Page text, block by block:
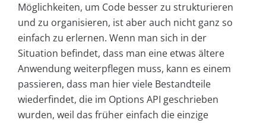
Möglichkeiten, um Code besser zu strukturieren
und zu organisieren, ist aber auch nicht ganz so
einfach zu erlernen. Wenn man sich in der
Situation befindet, dass man eine etwas ältere
Anwendung weiterpflegen muss, kann es einem
passieren, dass man hier viele Bestandteile
wiederfindet, die im Options API geschrieben
wurden, weil das früher einfach die einzige